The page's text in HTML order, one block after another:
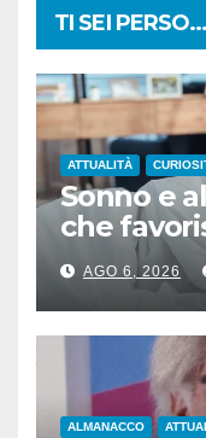
TI SEI PERSO...
ATTUALITÀ
Sonno e
che
naturale
AGO 6, 2026
ALMANACCO